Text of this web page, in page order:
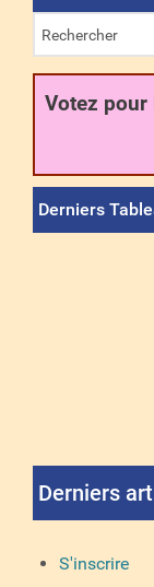
Votez pour
Derniers
Derniers
S'inscrire